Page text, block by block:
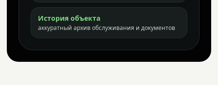
История объекта
аккуратный архив обслуживания и документов